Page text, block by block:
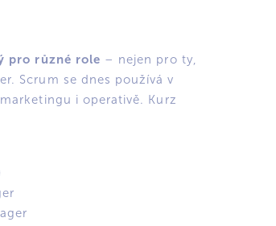
pro různé role – nejen pro ty,
Scrum se dnes používá v
i operativě. Kurz